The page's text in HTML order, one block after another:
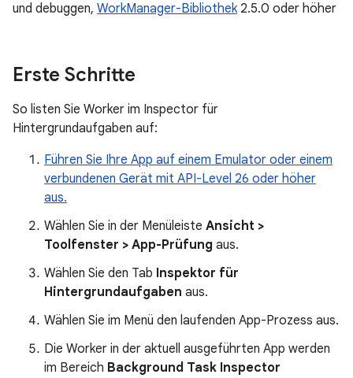
und debuggen, WorkManager-Bibliothek2.5.0 oder höher
Erste Schritte
So listen Sie Worker im Inspector für
Hintergrundaufgaben auf:
Führen Sie Ihre App auf einem Emulator oder einem
verbundenen Gerät mit API-Level 26 oder höher
aus.
Wählen Sie in der Menüleiste Ansicht >
Toolfenster > App-Prüfung aus.
Wählen Sie den Tab Inspektor für
Hintergrundaufgaben aus.
Wählen Sie im Menü den laufenden App-Prozess aus.
Die Worker in der aktuell ausgeführten App werden
im Bereich Background Task Inspector